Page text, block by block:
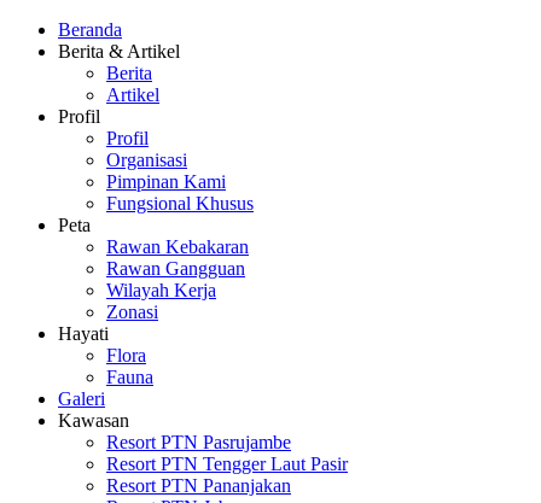
Beranda
Berita & Artikel
Berita
Artikel
Profil
Profil
Organisasi
Pimpinan Kami
Fungsional Khusus
Peta
Rawan Kebakaran
Rawan Gangguan
Wilayah Kerja
Zonasi
Hayati
Flora
Fauna
Galeri
Kawasan
Resort PTN Pasrujambe
Resort PTN Tengger Laut Pasir
Resort PTN Pananjakan